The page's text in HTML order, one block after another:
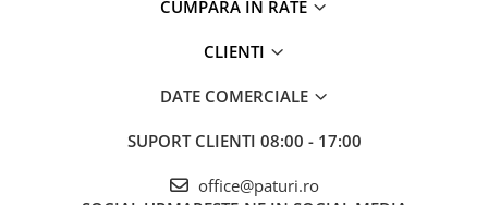
CUMPARA IN RATE
CLIENTI
DATE COMERCIALE
SUPORT CLIENTI 08:00 - 17:00
office@paturi.ro